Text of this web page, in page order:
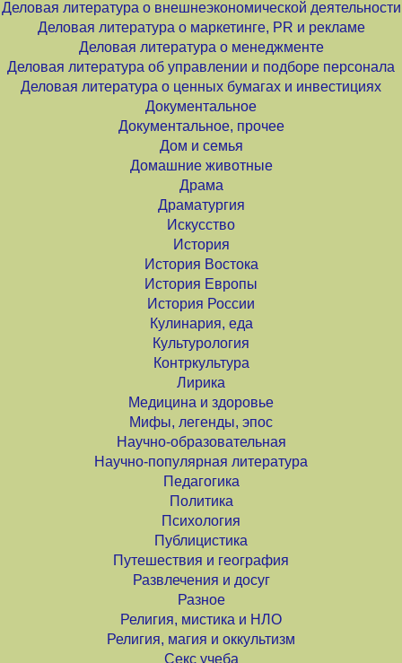
Деловая литература о внешнеэкономической деятельности
Деловая литература о маркетинге, PR и рекламе
Деловая литература о менеджменте
Деловая литература об управлении и подборе персонала
Деловая литература о ценных бумагах и инвестициях
Документальное
Документальное, прочее
Дом и семья
Домашние животные
Драма
Драматургия
Искусство
История
История Востока
История Европы
История России
Кулинария, еда
Культурология
Контркультура
Лирика
Медицина и здоровье
Мифы, легенды, эпос
Научно-образовательная
Научно-популярная литература
Педагогика
Политика
Психология
Публицистика
Путешествия и география
Развлечения и досуг
Разное
Религия, мистика и НЛО
Религия, магия и оккультизм
Секс учеба